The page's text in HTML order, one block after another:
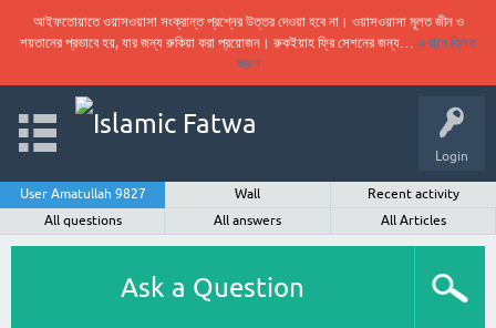
আইফতোয়াতে ওয়াসওয়াসা সংক্রান্ত প্রশ্নের উত্তর দেওয়া হবে না। ওয়াসওয়াসা মূলত জীন ও
শয়তানের প্রভাবে হয়, যার জন্য রুকিয়া করা প্রয়োজন। রুকইয়াহ ফ্রি সেশনের জন্য… এখানে ক্লিক
করুন
Login
User Amatullah 9827 Wall
Recent activity
All questions
All answers All Articles
Ask a Question